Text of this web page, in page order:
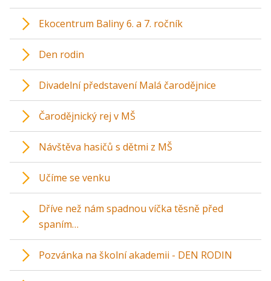
Ekocentrum Baliny 6. a 7. ročník
Den rodin
Divadelní představení Malá čarodějnice
Čarodějnický rej v MŠ
Návštěva hasičů s dětmi z MŠ
Učíme se venku
Dříve než nám spadnou víčka těsně před
spaním…
Pozvánka na školní akademii - DEN RODIN